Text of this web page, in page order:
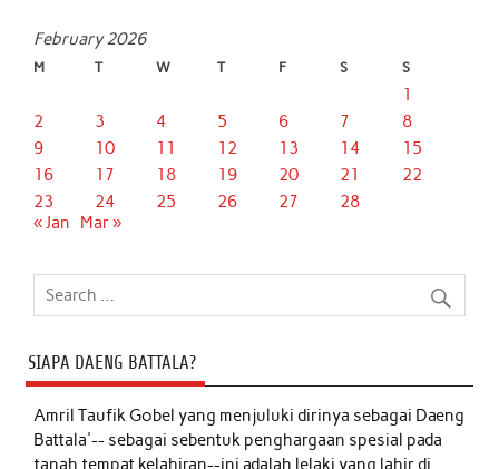
February 2026
M T W T F S S
1
2
3 4 5 6 7
8
9
10 11 12 13 14
15
16
17 18 19 20 21
22
23
24 25 26 27
28
« Jan
Mar »
SIAPA DAENG BATTALA?
Amril Taufik Gobelyang menjuluki dirinya sebagai Daeng
Battala'-- sebagai sebentuk penghargaan spesial pada
tanah tempat kelahiran--ini adalah lelaki yang lahir di